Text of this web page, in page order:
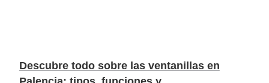
Descubre todo sobre las ventanillas en